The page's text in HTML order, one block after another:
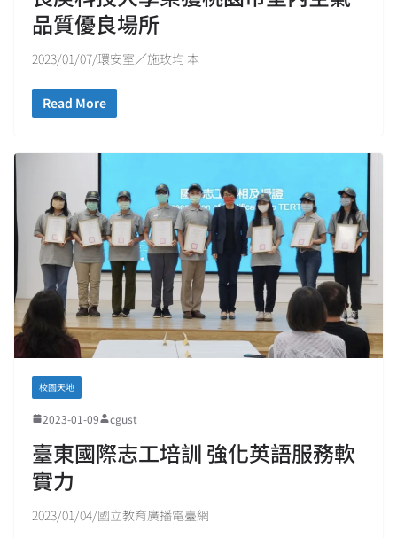
品質優良場所
2023/01/07/環安室／施玫均 本
Read More
校園天地
2023-01-09 cgust
臺東國際志工培訓 強化英語服務軟
實力
2023/01/04/國立教育廣播電臺網